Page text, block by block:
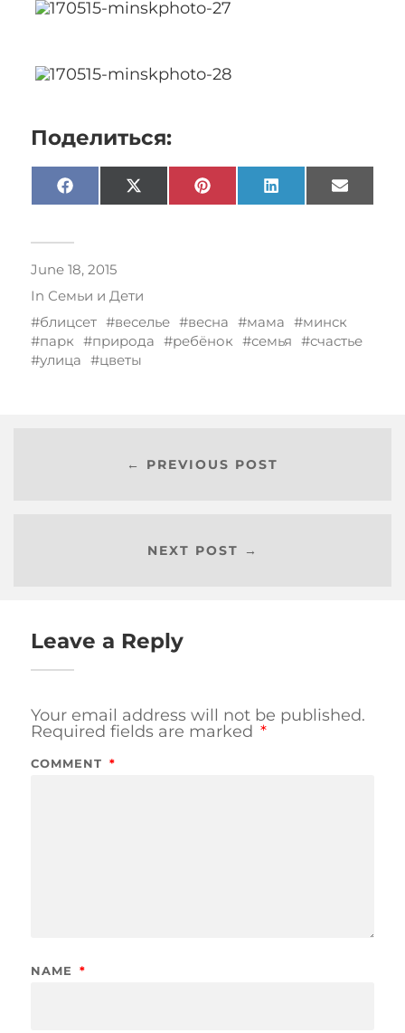
Поделиться:
Facebook X
(Twitter)
Pinterest LinkedIn Email
June 18, 2015
In Семьи и Дети
блицсет
веселье весна мама
минск
парк
природа ребёнок семья
счастье
улица
цветы
← PREVIOUS POST
NEXT POST →
Leave a Reply
Your email address will not be published.
Required fields are marked *
COMMENT *
NAME *